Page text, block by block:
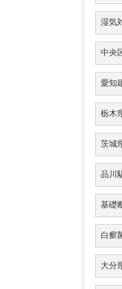
湿気
中央
愛知
栃木
茨城
品川
基礎
白癬
大分